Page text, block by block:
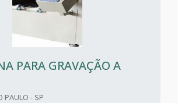
PARA GRAVAÇÃO A
PAULO - SP